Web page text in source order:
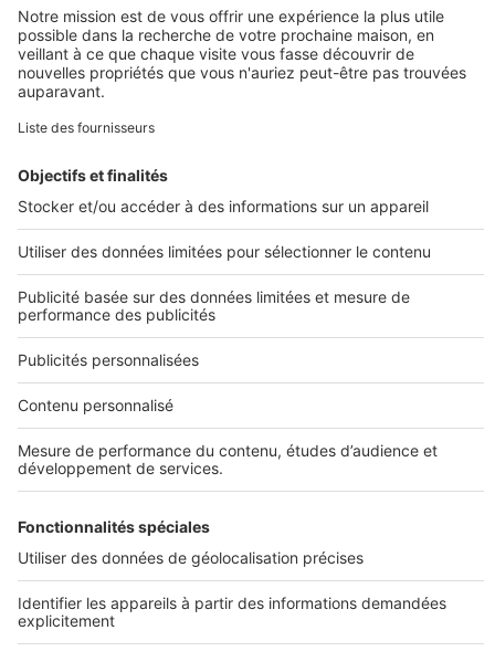
sur un chantier ?
Prolonger votre recherche
Tous nos plans de maisons
Plans de maison Plans de maison de plain pied
Plans de maison à étage
Plans de maison moderne
Infos pratiques
Sites du groupe SeLoger